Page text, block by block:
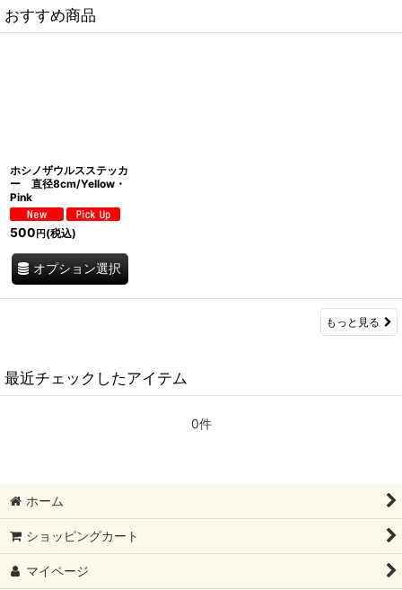
おすすめ商品
ホシノザウルスステッカ
ー 直径8cm/Yellow・
Pink
500 円 (税込)
オプション選択
もっと見る
最近チェックしたアイテム
0件
ホーム
ショッピングカート
マイページ